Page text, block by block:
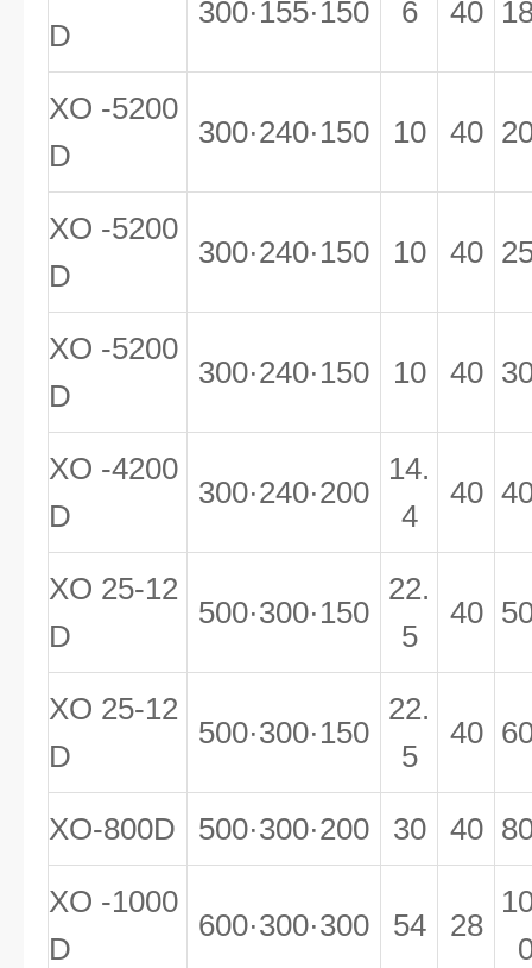
D
300·155·150 6 40
XO -5200
D
300·240·150 10 40
XO -5200
D
300·240·150 10 40
XO -5200
D
300·240·150 10 40
XO -4200
D
300·240·200
14.
4
40
XO 25-12
D
500·300·150
22.
5
40
XO 25-12
D
500·300·150
22.
5
40
XO-800D 500·300·200 30 40
XO -1000
D
600·300·300 54 28